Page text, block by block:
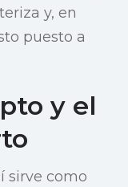
y, en
puesto a
y el
sirve como